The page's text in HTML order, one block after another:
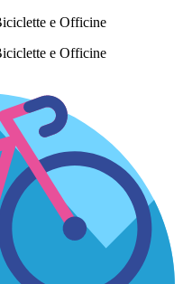
e Officine
e Officine